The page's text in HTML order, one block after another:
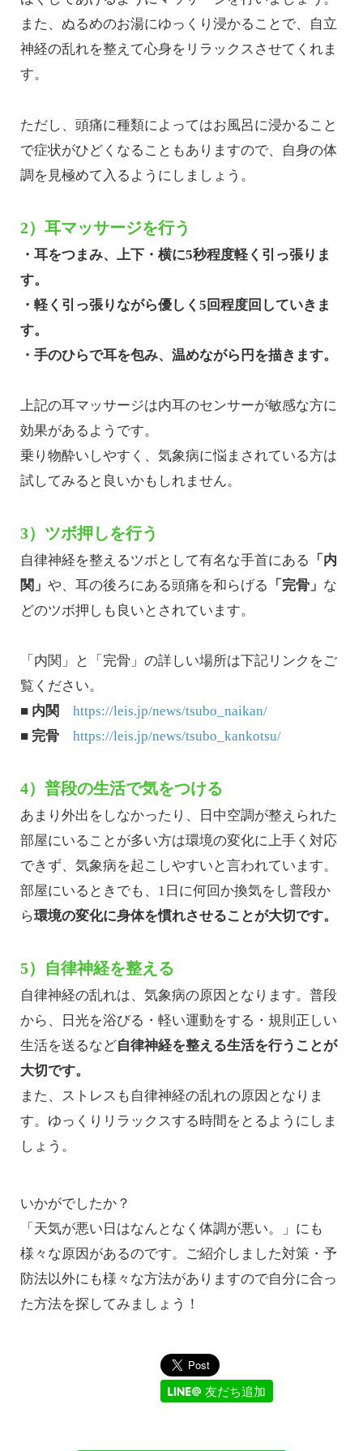
また、ぬるめのお湯にゆっくり浸かることで、自立
神経の乱れを整えて心身をリラックスさせてくれま
す。
ただし、頭痛に種類によってはお風呂に浸かること
で症状がひどくなることもありますので、自身の体
調を見極めて入るようにしましょう。
2）耳マッサージを行う
・耳をつまみ、上下・横に5秒程度軽く引っ張りま
す。
・軽く引っ張りながら優しく5回程度回していきま
す。
・手のひらで耳を包み、温めながら円を描きます。
上記の耳マッサージは内耳のセンサーが敏感な方に
効果があるようです。
乗り物酔いしやすく、気象病に悩まされている方は
試してみると良いかもしれません。
3）ツボ押しを行う
自律神経を整えるツボとして有名な手首にある
「内
関」 や、耳の後ろにある頭痛を和らげる 「完骨」 な
どのツボ押しも良いとされています。
「内関」と「完骨」の詳しい場所は下記リンクをご
覧ください。
■ 内関
https://leis.jp/news/tsubo_naikan/
■ 完骨
https://leis.jp/news/tsubo_kankotsu/
4）普段の生活で気をつける
あまり外出をしなかったり、日中空調が整えられた
部屋にいることが多い方は環境の変化に上手く対応
できず、気象病を起こしやすいと言われています。
部屋にいるときでも、1日に何回か換気をし普段か
ら環境の変化に身体を慣れさせることが大切です。
5）自律神経を整える
自律神経の乱れは、気象病の原因となります。普段
から、日光を浴びる・軽い運動をする・規則正しい
生活を送るなど自律神経を整える生活を行うことが
大切です。
また、ストレスも自律神経の乱れの原因となりま
す。ゆっくりリラックスする時間をとるようにしま
しょう。
いかがでしたか？
「天気が悪い日はなんとなく体調が悪い。」にも
様々な原因があるのです。ご紹介しました対策・予
防法以外にも様々な方法がありますので自分に合っ
た方法を探してみましょう！
友だち追加